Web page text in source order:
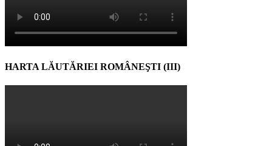
HARTA LĂUTĂRIEI ROMÂNEŞTI (III)